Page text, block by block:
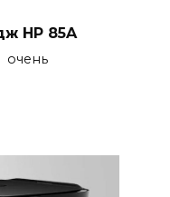
HP 85A
очень